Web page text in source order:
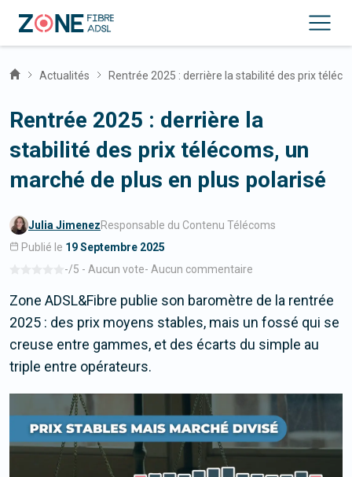
Actualités Rentrée 2025 : derrière la stabilité des prix
Rentrée 2025 : derrière la
stabilité des prix télécoms, un
marché de plus en plus polarisé
Julia JimenezResponsable du Contenu Télécoms
Publié le 19 Septembre 2025
-/5 - Aucun vote- Aucun commentaire
Zone ADSL&Fibre publie son baromètre de la rentrée
2025 : des prix moyens stables, mais un fossé qui se
creuse entre gammes, et des écarts du simple au
triple entre opérateurs.